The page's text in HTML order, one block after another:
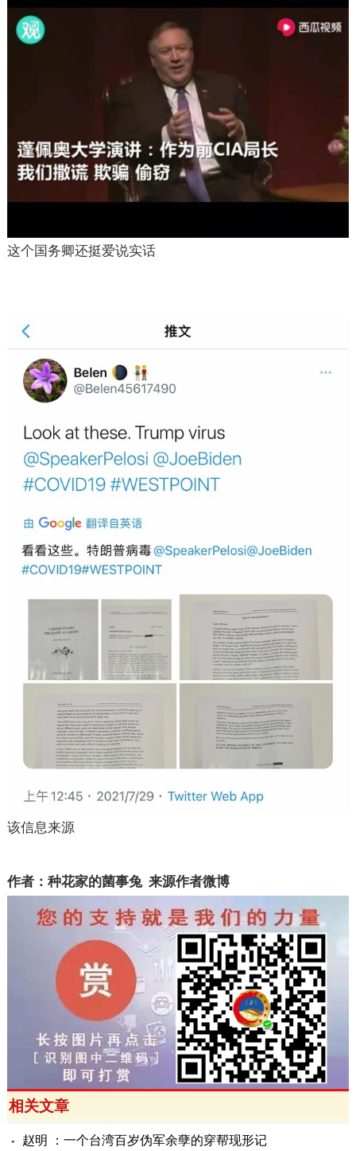
这个国务卿还挺爱说实话
该信息来源
作者：种花家的菌事兔 来源作者微博
相关文章
赵明 ：一个台湾百岁伪军余孽的穿帮现形记